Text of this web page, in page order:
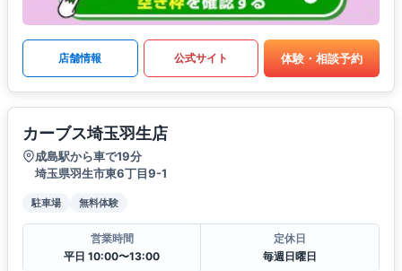
店舗情報 公式サイト 体験・相談予約
カーブス埼玉羽生店
成島駅から車で19分
埼玉県羽生市東6丁目9-1
駐車場 無料体験
営業時間
平日 10:00〜13:00
定休日
毎週日曜日